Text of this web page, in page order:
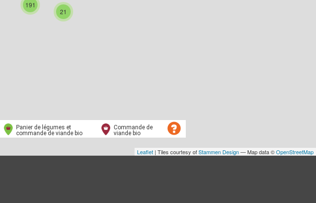
Panier de légumes et
commande de viande bio
Commande de
viande bio
21
191
Leaflet | Tiles courtesy ofStammen Design— Map data ©OpenStreetMap